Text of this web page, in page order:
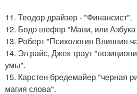
11. Теодор драйзер - "Финансист".
12. Бодо шефер "Мани, или Азбука
13. Роберт "Психология Влияния
14. Эл райс, Джек траут
умы".
15. Карстен бредемайер "черная
магия слова".